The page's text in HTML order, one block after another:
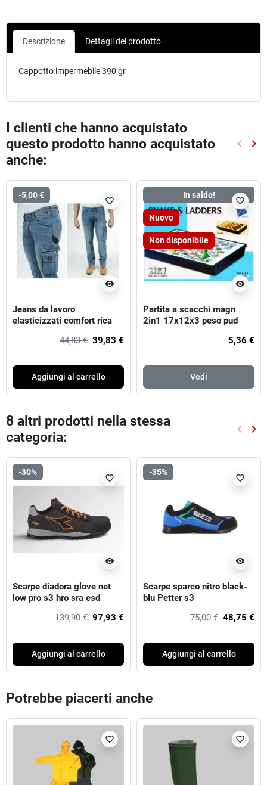
Descrizione Dettagli del prodotto
Cappotto impermebile 390 gr
I clienti che hanno acquistato
questo prodotto hanno acquistato
anche:
keyboard_arrow_left keyboard_arrow_right
-5,00 €
visibility
favorite_border
Jeans da lavoro
elasticizzati comfort rica
44,83 € 39,83 €
Aggiungi al carrello
In saldo!
Nuovo
Non disponibile
visibility
favorite_border
Partita a scacchi magn
2in1 17x12x3 peso pud
5,36 €
Vedi
8 altri prodotti nella stessa
categoria:
keyboard_arrow_left keyboard_arrow_right
-30%
visibility
favorite_border
Scarpe diadora glove net
low pro s3 hro sra esd
139,90 € 97,93 €
Aggiungi al carrello
-35%
visibility
favorite_border
Scarpe sparco nitro black-
blu Petter s3
75,00 € 48,75 €
Aggiungi al carrello
Potrebbe piacerti anche
favorite_border favorite_border